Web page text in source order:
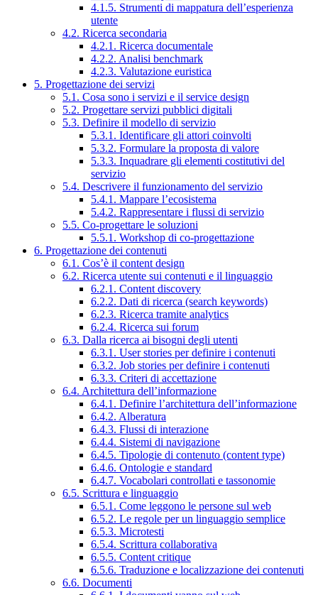
4.1.5. Strumenti di mappatura dell’esperienza
utente
4.2. Ricerca secondaria
4.2.1. Ricerca documentale
4.2.2. Analisi benchmark
4.2.3. Valutazione euristica
5. Progettazione dei servizi
5.1. Cosa sono i servizi e il service design
5.2. Progettare servizi pubblici digitali
5.3. Definire il modello di servizio
5.3.1. Identificare gli attori coinvolti
5.3.2. Formulare la proposta di valore
5.3.3. Inquadrare gli elementi costitutivi del
servizio
5.4. Descrivere il funzionamento del servizio
5.4.1. Mappare l’ecosistema
5.4.2. Rappresentare i flussi di servizio
5.5. Co-progettare le soluzioni
5.5.1. Workshop di co-progettazione
6. Progettazione dei contenuti
6.1. Cos’è il content design
6.2. Ricerca utente sui contenuti e il linguaggio
6.2.1. Content discovery
6.2.2. Dati di ricerca (search keywords)
6.2.3. Ricerca tramite analytics
6.2.4. Ricerca sui forum
6.3. Dalla ricerca ai bisogni degli utenti
6.3.1. User stories per definire i contenuti
6.3.2. Job stories per definire i contenuti
6.3.3. Criteri di accettazione
6.4. Architettura dell’informazione
6.4.1. Definire l’architettura dell’informazione
6.4.2. Alberatura
6.4.3. Flussi di interazione
6.4.4. Sistemi di navigazione
6.4.5. Tipologie di contenuto (content type)
6.4.6. Ontologie e standard
6.4.7. Vocabolari controllati e tassonomie
6.5. Scrittura e linguaggio
6.5.1. Come leggono le persone sul web
6.5.2. Le regole per un linguaggio semplice
6.5.3. Microtesti
6.5.4. Scrittura collaborativa
6.5.5. Content critique
6.5.6. Traduzione e localizzazione dei contenuti
6.6. Documenti